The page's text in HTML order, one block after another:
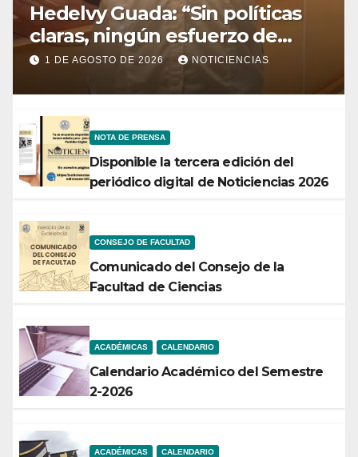
Hedelvy Guada: “Sin políticas
claras, ningún esfuerzo de
conservación rendirá frutos”
1 DE AGOSTO DE 2026 NOTICIENCIAS
NOTA DE PRENSA
Disponible la tercera edición del
periódico digital de Noticiencias 2026
CONSEJO DE FACULTAD
Comunicado del Consejo de la
Facultad de Ciencias
ACADÉMICAS CALENDARIO
Calendario Académico del Semestre
2-2026
ACADÉMICAS CALENDARIO